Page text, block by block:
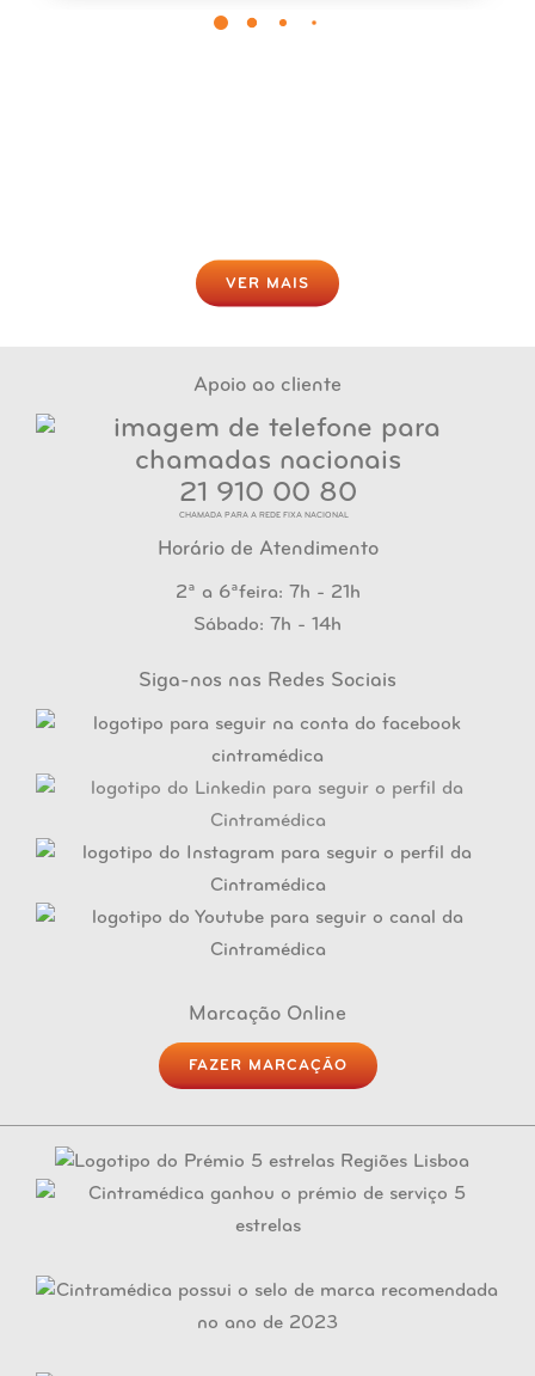
VER MAIS
Apoio ao cliente
21 910 00 80
CHAMADA PARA A REDE FIXA NACIONAL
Horário de Atendimento
2ª a 6ªfeira: 7h - 21h
Sábado: 7h - 14h
Siga-nos nas Redes Sociais
Marcação Online
FAZER MARCAÇÃO